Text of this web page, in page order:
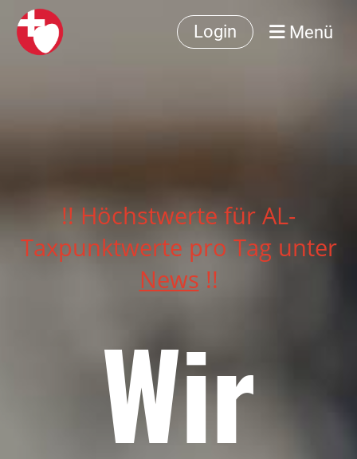
Login Menü
!! Höchstwerte für AL-
Taxpunktwerte pro Tag unter
News !!
Wir